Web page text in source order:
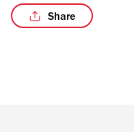
Share